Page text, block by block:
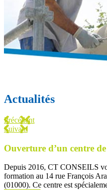
Actualités
Précédent
Suivant
Ouverture d’un centre
Depuis 2016, CT CONSEILS
formation au 14 rue François
(01000). Ce centre est